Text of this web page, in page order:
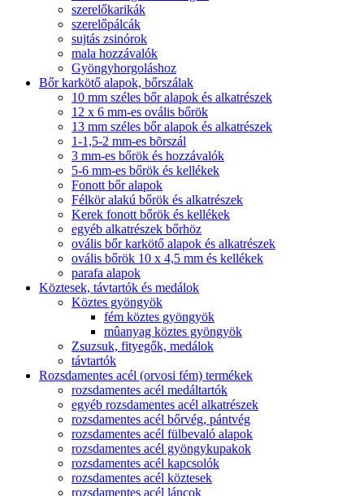
szerelőkarikák
szerelőpálcák
sujtás zsinórok
mala hozzávalók
Gyöngyhorgoláshoz
Bőr karkötő alapok, bőrszálak
10 mm széles bőr alapok és alkatrészek
12 x 6 mm-es ovális bőrök
13 mm széles bőr alapok és alkatrészek
1-1,5-2 mm-es bõrszál
3 mm-es bőrök és hozzávalók
5-6 mm-es bőrök és kellékek
Fonott bőr alapok
Félkör alakú bőrök és alkatrészek
Kerek fonott bőrök és kellékek
egyéb alkatrészek bőrhöz
ovális bőr karkötő alapok és alkatrészek
ovális bőrök 10 x 4,5 mm és kellékek
parafa alapok
Köztesek, távtartók és medálok
Köztes gyöngyök
fém köztes gyöngyök
mûanyag köztes gyöngyök
Zsuzsuk, fityegők, medálok
távtartók
Rozsdamentes acél (orvosi fém) termékek
rozsdamentes acél medáltartók
egyéb rozsdamentes acél alkatrészek
rozsdamentes acél bőrvég, pántvég
rozsdamentes acél fülbevaló alapok
rozsdamentes acél gyöngykupakok
rozsdamentes acél kapcsolók
rozsdamentes acél köztesek
rozsdamentes acél láncok